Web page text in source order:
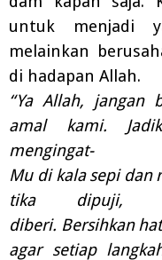
untuk menjadi
melainkan
di hadapan Allah.
“Ya Allah, jangan
amal kami.
mengingat-
Mu di kala sepi dan
tika
dipuji,
diberi. Bersihkan
agar setiap